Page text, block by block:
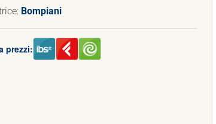
Bompiani
prezzi: